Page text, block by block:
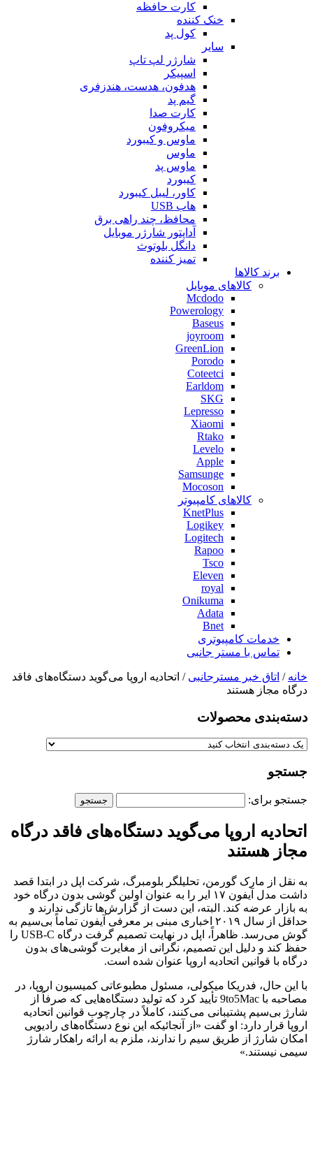
کارت حافظه
خنک کننده
کول پد
سایر
شارژر لپ تاپ
اسپیکر
هدفون، هدست، هندزفری
گیم پد
کارت صدا
میکروفون
ماوس و کیبورد
ماوس
ماوس پد
کیبورد
کاور، لیبل کیبورد
هاب USB
محافظ، چند راهی برق
آداپتور شارژر موبایل
دانگل بلوتوث
تمیز کننده
برند کالاها
کالاهای موبایل
Mcdodo
Powerology
Baseus
joyroom
GreenLion
Porodo
Coteetci
Earldom
SKG
Lepresso
Xiaomi
Rtako
Levelo
Apple
Samsunge
Mocoson
کالاهای کامپیوتر
KnetPlus
Logikey
Logitech
Rapoo
Tsco
Eleven
royal
Onikuma
Adata
Bnet
خدمات کامپیوتری
تماس با مستر جانبی
خانه / اتاق خبر مسترجانبی / اتحادیه اروپا می‌گوید دستگاه‌های فاقد
درگاه مجاز هستند
دسته‌بندی‌ محصولات
جستجو
جستجو برای:
اتحادیه اروپا می‌گوید دستگاه‌های فاقد درگاه
مجاز هستند
به نقل از مارک گورمن، تحلیلگر بلومبرگ، شرکت اپل در ابتدا قصد
داشت مدل آیفون ۱۷ ایر را به عنوان اولین گوشی بدون درگاه خود
به بازار عرضه کند. البته، این دست از گزارش‌ها تازگی ندارند و
حداقل از سال ۲۰۱۹ اخباری مبنی بر معرفی آیفون‌ تماماً بی‌سیم به
گوش می‌رسد. ظاهراً، اپل در نهایت تصمیم گرفت درگاه USB-C را
حفظ کند و دلیل این تصمیم، نگرانی از مغایرت گوشی‌های بدون
درگاه با قوانین اتحادیه اروپا عنوان شده است.
با این حال، فدریکا میکولی، مسئول مطبوعاتی کمیسیون اروپا، در
مصاحبه با 9to5Mac تأیید کرد که تولید دستگاه‌هایی که صرفاً از
شارژ بی‌سیم پشتیبانی می‌کنند، کاملاً در چارچوب قوانین اتحادیه
اروپا قرار دارد: او گفت «از آنجائیکه این نوع دستگاه‌های رادیویی
امکان شارژ از طریق سیم را ندارند، ملزم به ارائه راهکار شارژ
سیمی نیستند.»